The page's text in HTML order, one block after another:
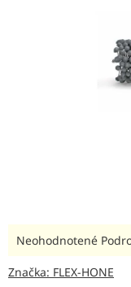
Priemerné
produktu
Neohodnotené
Značka: FLEX-HONE